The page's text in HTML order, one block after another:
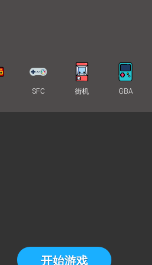
SFC 街机 GBA
开始游戏